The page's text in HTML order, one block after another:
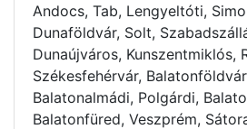
Andocs, Tab, Lengyeltóti,
Dunaföldvár, Solt,
Dunaújváros, Kunszentmiklós,
Székesfehérvár,
Balatonalmádi, Polgárdi,
Balatonfüred, Veszprém,